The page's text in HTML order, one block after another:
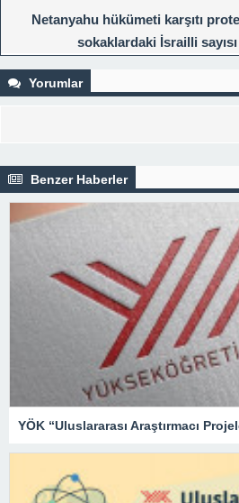
Netanyahu hükümeti karşıtı
sokaklardaki İsrailli
Yorumlar
Benzer Haberler
YÖK “Uluslararası Araştırmacı